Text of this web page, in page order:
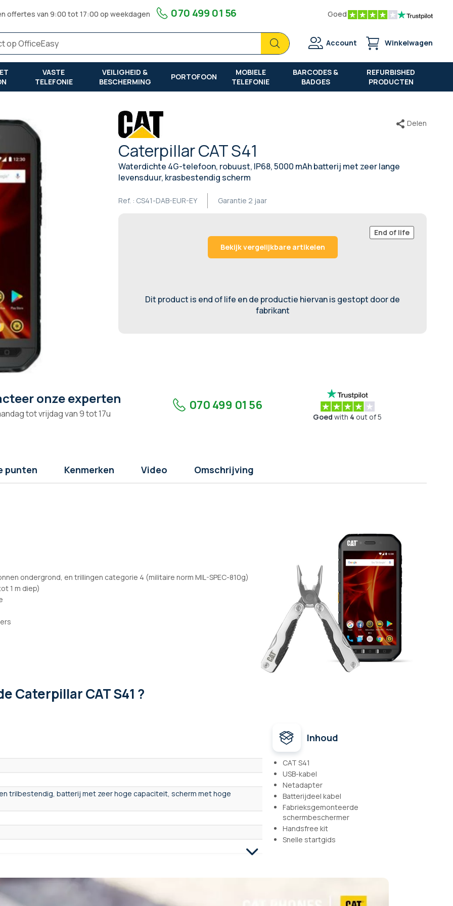
offertes van 9:00 tot 17:00 op weekdagen 070 499 01 56 Goed
Zoek
Zoek
Account Winkelwagen
VASTE
TELEFONIE
VEILIGHEID &
BESCHERMING
PORTOFOON
MOBIELE
TELEFONIE
BARCODES &
BADGES
REFURBISHED
PRODUCTEN
Caterpillar CAT S41
Waterdichte 4G-telefoon, robuust, IP68, 5000 mAh batterij met zeer lange
levensduur, krasbestendig scherm
Garantie 2 jaar
Ref. : CS41-DAB-EUR-EY
Delen
End of life
Bekijk vergelijkbare artikelen
Dit product is end of life en de productie hiervan is gestopt door de
fabrikant
onze experten
tot vrijdag van 9 tot 17u
070 499 01 56
Goed with 4 out of 5
punten Kenmerken Video Omschrijving
ondergrond, en trillingen categorie 4 (militaire norm MIL-SPEC-810g)
1 m diep)
Caterpillar CAT S41 ?
trilbestendig, batterij met zeer hoge capaciteit, scherm met hoge
Inhoud
CAT S41
USB-kabel
Netadapter
Batterijdeel kabel
Fabrieksgemonteerde
schermbeschermer
Handsfree kit
Snelle startgids